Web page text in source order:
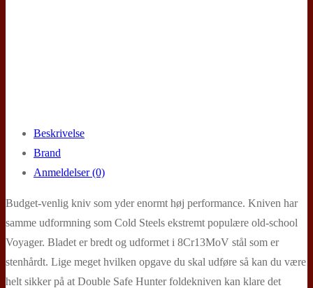
Beskrivelse
Brand
Anmeldelser (0)
Budget-venlig kniv som yder enormt høj performance. Kniven har
samme udformning som Cold Steels ekstremt populære old-school
Voyager. Bladet er bredt og udformet i 8Cr13MoV stål som er
stenhårdt. Lige meget hvilken opgave du skal udføre så kan du være
helt sikker på at Double Safe Hunter foldekniven kan klare det